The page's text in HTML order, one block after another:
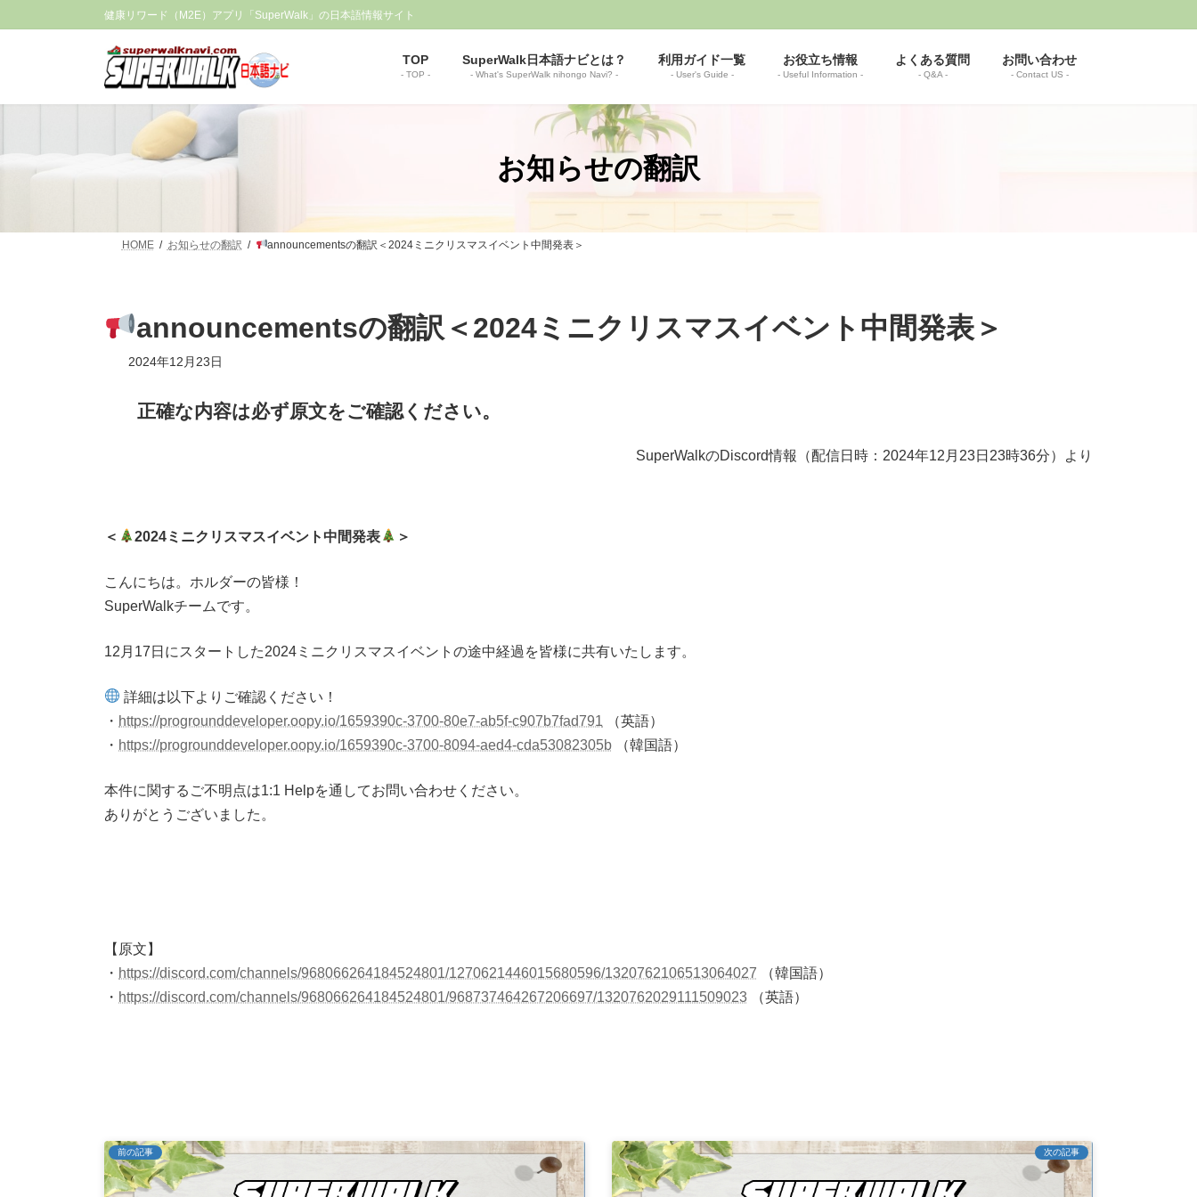
ン
へ
ッ
ビ
ョ
移
健康リワード（M2E）アプリ「SuperWalk」の日本語情報サイト
TOP
- TOP -
SuperWalk日本語ナビとは？
- What's SuperWalk nihongo Navi? -
利用ガイド一覧
- User's Guide -
お役立ち情報
- Useful Information -
よくある質問
- Q&A -
お問い合わせ
- Contact US -
お知らせの翻訳
HOME お知らせの翻訳 announcementsの翻訳＜2024ミニクリスマスイベント中間発表＞
announcementsの翻訳＜2024ミニクリスマスイベント中間発表＞
2024年12月23日
正確な内容は必ず原文をご確認ください。
SuperWalkのDiscord情報（配信日時：2024年12月23日23時36分）より
＜ 2024ミニクリスマスイベント中間発表 ＞
こんにちは。ホルダーの皆様！
SuperWalkチームです。
12月17日にスタートした2024ミニクリスマスイベントの途中経過を皆様に共有いたします。
詳細は以下よりご確認ください！
・ https://progrounddeveloper.oopy.io/1659390c-3700-80e7-ab5f-c907b7fad791 （英語）
・ https://progrounddeveloper.oopy.io/1659390c-3700-8094-aed4-cda53082305b （韓国語）
本件に関するご不明点は1:1 Helpを通してお問い合わせください。
ありがとうございました。
【原文】
・ https://discord.com/channels/968066264184524801/1270621446015680596/1320762106513064027 （韓国語）
・ https://discord.com/channels/968066264184524801/968737464267206697/1320762029111509023 （英語）
前の記事 次の記事